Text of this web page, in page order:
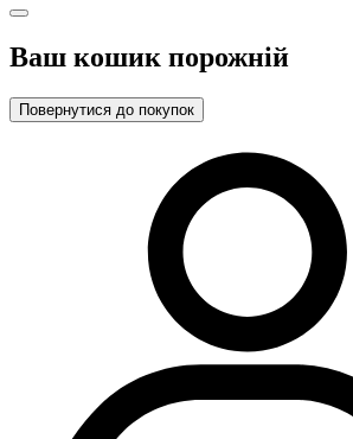
Ваш кошик порожній
Повернутися до покупок